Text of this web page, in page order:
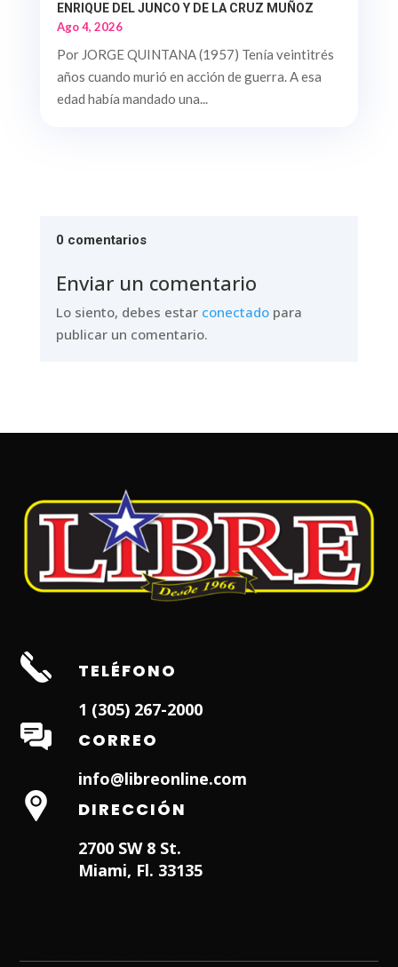
ENRIQUE DEL JUNCO Y DE LA CRUZ MUÑOZ
Ago 4, 2026
Por JORGE QUINTANA (1957) Tenía veintitrés
años cuando murió en acción de guerra. A esa
edad había mandado una...
0 comentarios
Enviar un comentario
Lo siento, debes estar conectadopara
publicar un comentario.
TELÉFONO
1 (305) 267-2000
CORREO
info@libreonline.com
DIRECCIÓN
2700 SW 8 St.
Miami, Fl. 33135